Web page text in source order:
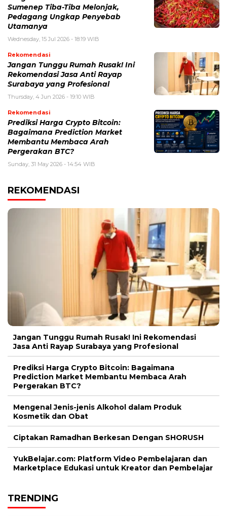
Sumenep Tiba-Tiba Melonjak,
Pedagang Ungkap Penyebab
Utamanya
Wednesday, 15 Jul 2026 - 18:19 WIB
Rekomendasi
Jangan Tunggu Rumah Rusak! Ini
Rekomendasi Jasa Anti Rayap
Surabaya yang Profesional
Thursday, 4 Jun 2026 - 19:10 WIB
Rekomendasi
Prediksi Harga Crypto Bitcoin:
Bagaimana Prediction Market
Membantu Membaca Arah
Pergerakan BTC?
Sunday, 31 May 2026 - 14:54 WIB
REKOMENDASI
Jangan Tunggu Rumah Rusak! Ini Rekomendasi
Jasa Anti Rayap Surabaya yang Profesional
Prediksi Harga Crypto Bitcoin: Bagaimana
Prediction Market Membantu Membaca Arah
Pergerakan BTC?
Mengenal Jenis-jenis Alkohol dalam Produk
Kosmetik dan Obat
Ciptakan Ramadhan Berkesan Dengan SHORUSH
YukBelajar.com: Platform Video Pembelajaran dan
Marketplace Edukasi untuk Kreator dan Pembelajar
TRENDING